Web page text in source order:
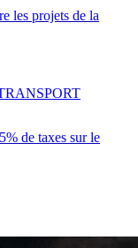
les projets de la
de taxes sur le